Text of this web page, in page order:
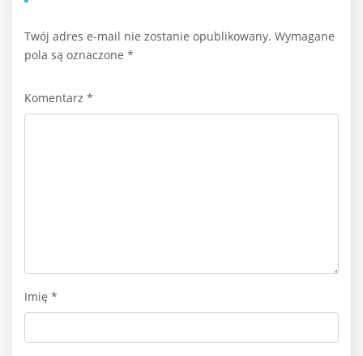
Twój adres e-mail nie zostanie opublikowany. Wymagane
pola są oznaczone *
Komentarz *
Imię *